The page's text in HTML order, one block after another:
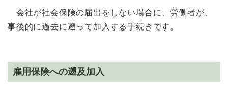
会社が社会保険の届出をしない場合に、労働者が、
事後的に過去に遡って加入する手続きです。
雇用保険への遡及加入